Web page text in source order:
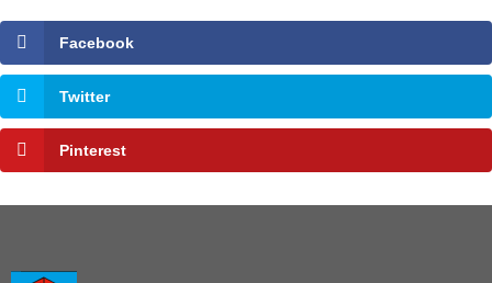
Facebook
Twitter
Pinterest